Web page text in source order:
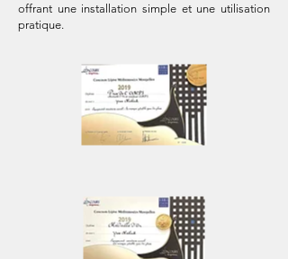
offrant une installation simple et une utilisation
pratique.